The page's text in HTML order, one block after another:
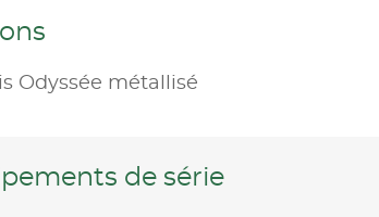
Odyssée métallisé
de série